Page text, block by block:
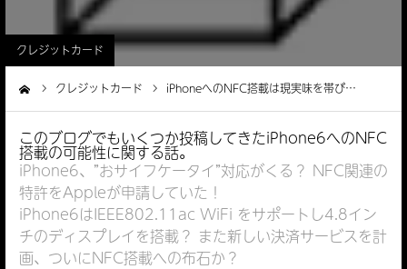
クレジットカード
クレジットカード iPhoneへのNFC搭載は現実味を帯び…
このブログでもいくつか投稿してきたiPhone6へのNFC
搭載の可能性に関する話。
iPhone6、”おサイフケータイ”対応がくる？ NFC関連の
特許をAppleが申請していた！
iPhone6はIEEE802.11ac WiFi をサポートし4.8イン
チのディスプレイを搭載？ また新しい決済サービスを計
画、ついにNFC搭載への布石か？